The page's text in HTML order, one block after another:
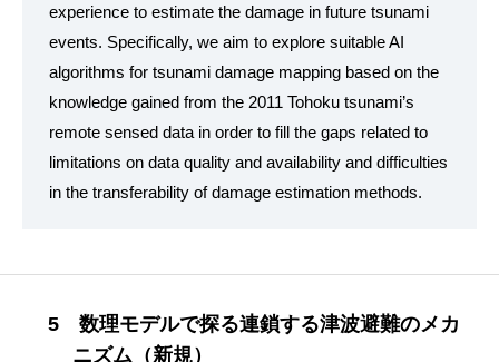
experience to estimate the damage in future tsunami
events. Specifically, we aim to explore suitable AI
algorithms for tsunami damage mapping based on the
knowledge gained from the 2011 Tohoku tsunami’s
remote sensed data in order to fill the gaps related to
limitations on data quality and availability and difficulties
in the transferability of damage estimation methods.
5 数理モデルで探る連鎖する津波避難のメカ
ニズム（新規）